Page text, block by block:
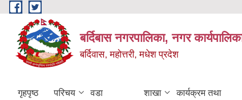
Skip to main content
बर्दिबास नगरपालिका, नगर
बर्दिवास, महोत्तरी, मधेश प्रदेश
गृहपृष्ठ परिचय वडा शाखा कार्यक्रम तथा